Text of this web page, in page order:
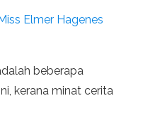
Elmer Hagenes
beberapa
kerana minat cerita